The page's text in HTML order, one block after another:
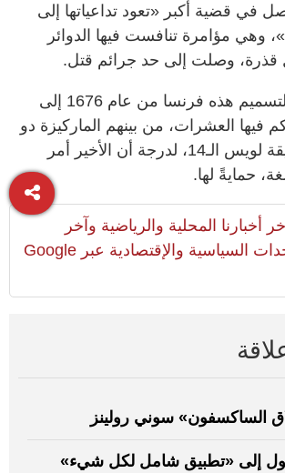
في قضية أكبر «تعود تداعياتها إلى
عهد لويس الـ14»، وهي مؤامرة تنافست فيها الدوائر
قذرة، وصلت إلى حد جرائم قتل.
وهزت فضيحة التسميم هذه فرنسا من عام 1676 إلى
وحوكم فيها العشرات، من بينهم الماركيزة دو
مونتيسبان، عشيقة لويس الـ14، لدرجة أن الأخير أمر
حمايةً لها.
أخبارنا المحلية والرياضية وآخر
المستجدات السياسية والإقتصادية عبر Google
الساكسفون» سوني رولينز
إلى «تطبيق شامل لكل شيء»